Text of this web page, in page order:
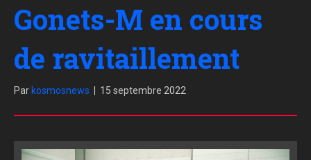
Gonets-M en cours
de ravitaillement
Par kosmosnews 15 septembre 2022